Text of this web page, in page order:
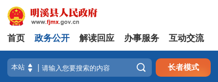
首页 政务公开 解读回应 办事服务 互动交流
 长者模式